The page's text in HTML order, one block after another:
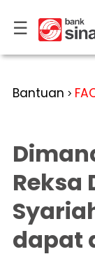
☰× 
Kategori
Bantuan
Deposito
Kartu
Kredit
Reksadana
Bancasurance
di
Perbankan
Perbankan
Prioritas
Perbankan
Bisnis
Coba
SimobiPlus
ID
Bantuan >
Reksa
dapat